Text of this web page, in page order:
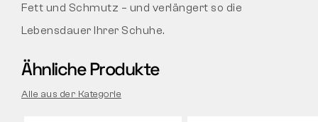
Fett und Schmutz – und verlängert so die
Lebensdauer Ihrer Schuhe.
Ähnliche Produkte
Alle aus der Kategorie